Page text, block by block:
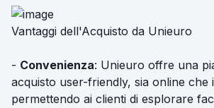
Vantaggi dell'Acquisto da Unieuro
- Convenienza: Unieuro offre una
acquisto user-friendly, sia online che
permettendo ai clienti di esplorare